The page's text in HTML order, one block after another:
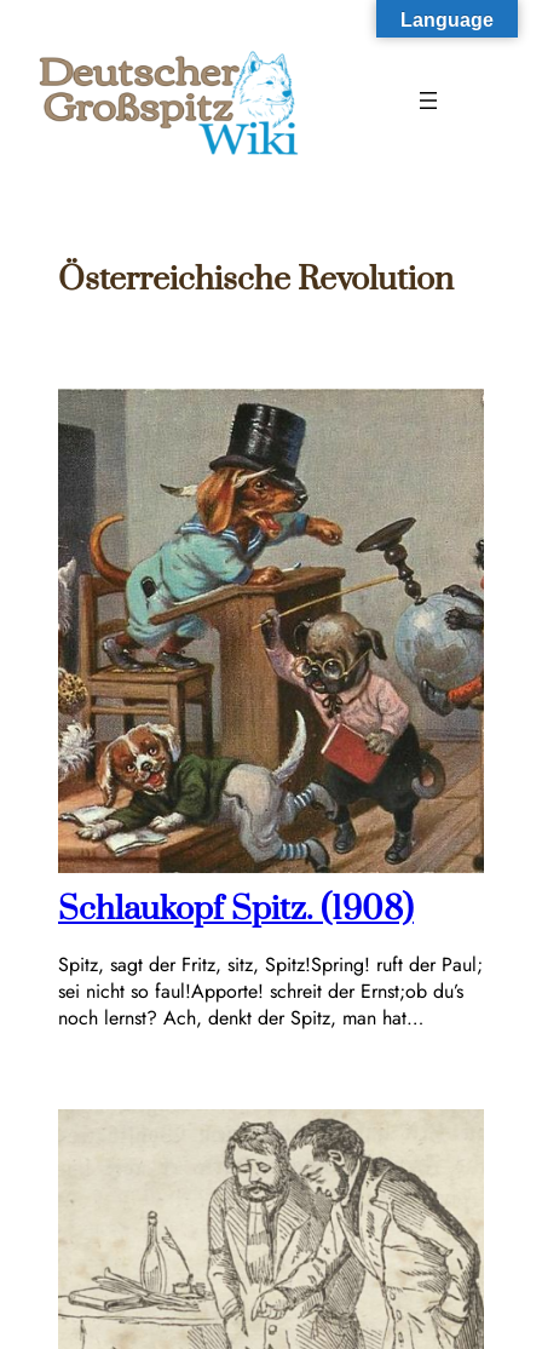
springen
Österreichische Revolution
Schlaukopf Spitz. (1908)
Spitz, sagt der Fritz, sitz, Spitz!Spring! ruft der Paul;
sei nicht so faul!Apporte! schreit der Ernst;ob du’s
noch lernst? Ach, denkt der Spitz, man hat…
Language